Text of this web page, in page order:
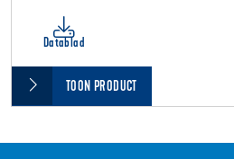
Datablad
TOON PRODUCT